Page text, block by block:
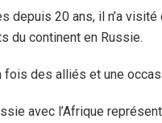
depuis 20 ans, il n’a
du continent en Russie.
fois des alliés et une
avec l’Afrique